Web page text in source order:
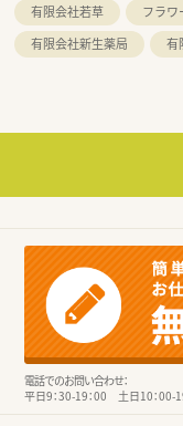
有限会社若草
フラワ
有限会社新生薬局
有
電話でのお問い合わせ：
平日9：30-19：00 土日10：00-